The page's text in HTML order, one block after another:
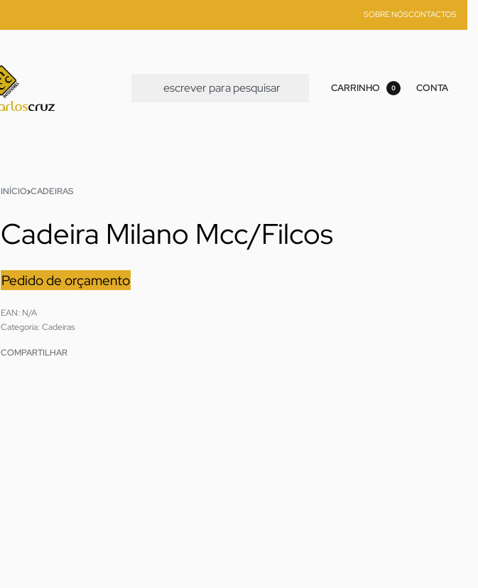
SOBRE NÓSCONTACTOS
CARRINHO 0 CONTA
INÍCIO›CADEIRAS
Cadeira Milano Mcc/Filcos
Pedido de orçamento
EAN: N/A
Categoria: Cadeiras
COMPARTILHAR